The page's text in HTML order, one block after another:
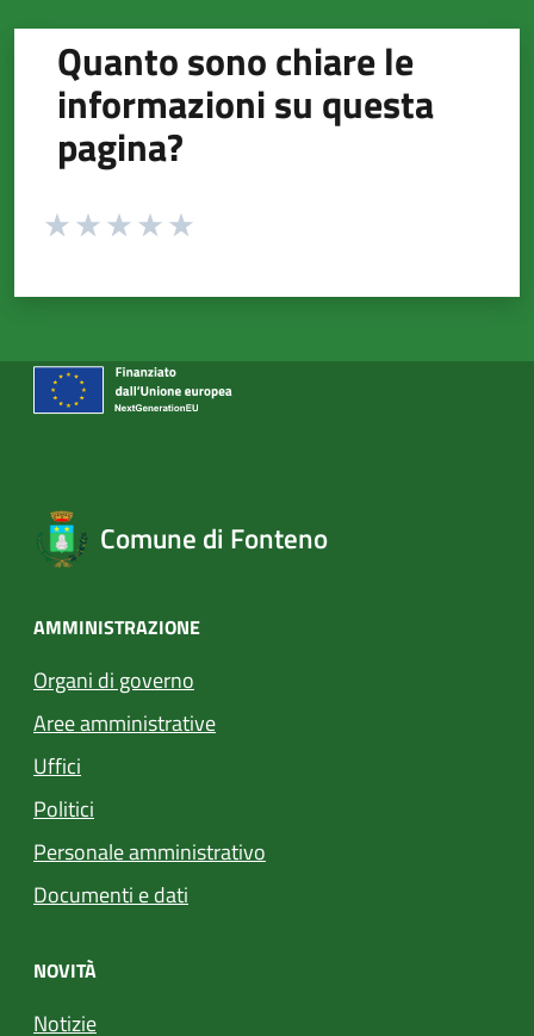
Quanto sono chiare le
informazioni su questa
pagina?
Valuta da 1 a 5 stelle la pagina
Comune di Fonteno
AMMINISTRAZIONE
Organi di governo
Aree amministrative
Uffici
Politici
Personale amministrativo
Documenti e dati
NOVITÀ
Notizie